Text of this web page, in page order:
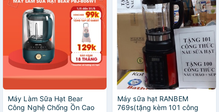
Máy Làm Sữa Hạt Bear
Công Nghệ Chống Ồn Cao
Máy sữa hạt RANBEM
769s(tặng kèm 101 công